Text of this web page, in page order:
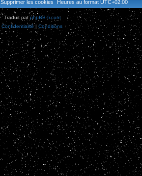
c
h
e
r
Heures au format UTC+02:00
Supprimer les cookies
Traduit parphpBB-fr.com
Confidentialité| Conditions